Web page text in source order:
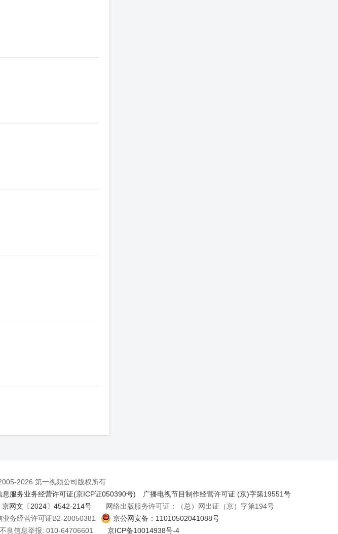
2026 第一视频公司版权所有
息服务业务经营许可证(京ICP证050390号)
广播电视节目制作经营许可证 (京)字第19551号
网文〔2024〕4542-214号网络出版服务许可证：（总）网出证（京）字第194号
业务经营许可证B2-20050381
京公网安备：11010502041088号
良信息举报: 010-64706601 京ICP备10014938号-4